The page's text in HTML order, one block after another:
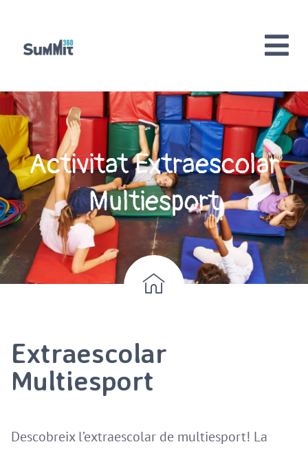
Activitat Extraescolar
Multiesport
Extraescolar
Multiesport
Descobreix l’extraescolar de multiesport! La